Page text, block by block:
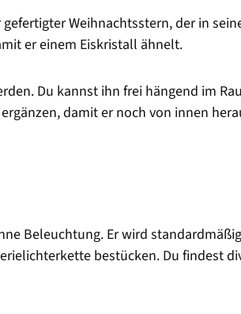
Weihnachtsstern, der in
er einem Eiskristall ähnelt.
Du kannst ihn frei hängend im
damit er noch von innen
Beleuchtung. Er wird
bestücken. Du findest